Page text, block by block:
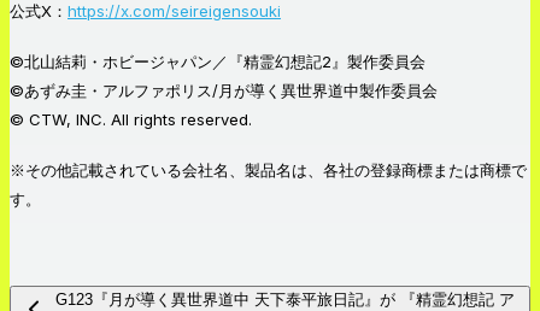
公式X： https://x.com/seireigensouki
©北山結莉・ホビージャパン／『精霊幻想記2』製作委員会
©あずみ圭・アルファポリス/月が導く異世界道中製作委員会
© CTW, INC. All rights reserved.
※その他記載されている会社名、製品名は、各社の登録商標または商標で
す。
G123『月が導く異世界道中 天下泰平旅日記』が 『精霊幻想記 ア